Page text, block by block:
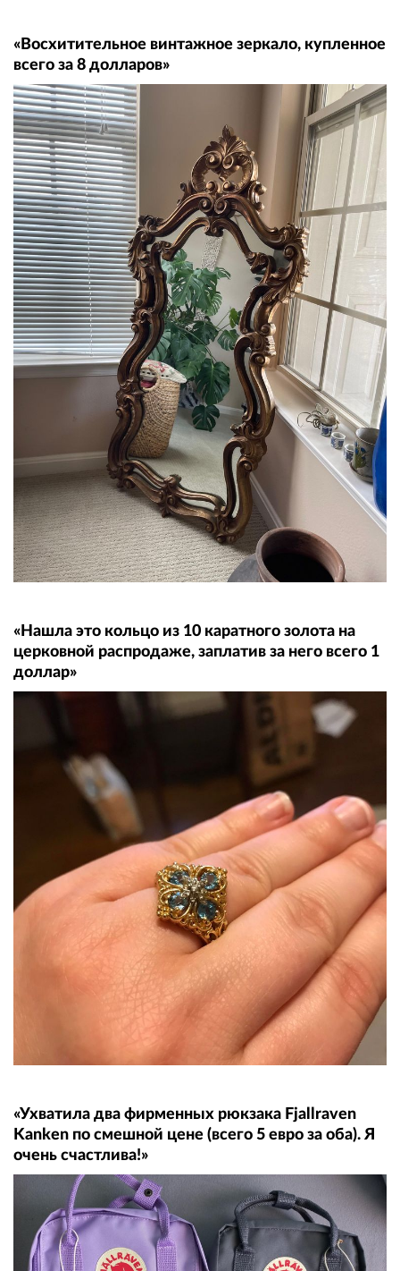
«Восхитительное винтажное зеркало, купленное
всего за 8 долларов»
«Нашла это кольцо из 10 каратного золота на
церковной распродаже, заплатив за него всего 1
доллар»
«Ухватила два фирменных рюкзака Fjallraven
Kanken по смешной цене (всего 5 евро за оба). Я
очень счастлива!»